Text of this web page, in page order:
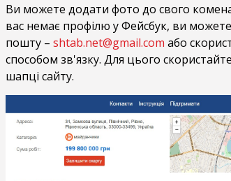
Ви можете додати фото до свого
вас немає профілю у Фейсбук, ви
пошту – shtab.net@gmail.com або
способом зв'язку. Для цього
шапці сайту.